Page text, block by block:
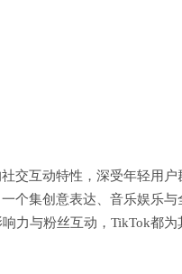
交互动特性，深受年轻用户
个集创意表达、音乐娱乐与
力与粉丝互动，TikTok都为